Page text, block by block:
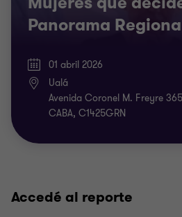
Panorama
01 abril 2026
Ualá
Avenida Coronel M. Freyre
CABA, C1425GRN
Accedé al reporte